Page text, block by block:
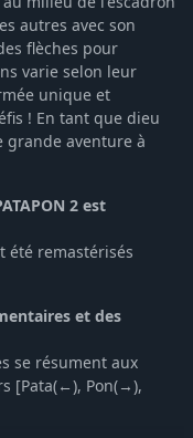
autres avec son
flèches pour
varie selon leur
unique et
! En tant que dieu
grande aventure à
2 est
été remastérisés
et des
se résument aux
[Pata(←), Pon(→),